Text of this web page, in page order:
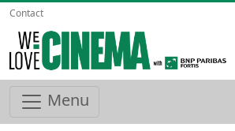
Contact
Menu